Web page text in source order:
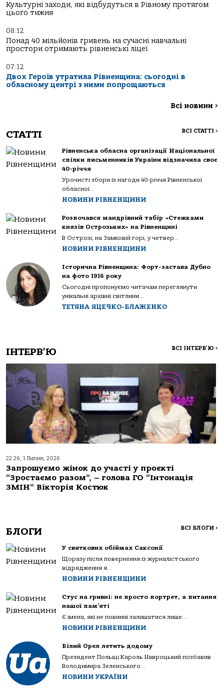
Культурні заходи, які відбудуться в Рівному протягом
цього тижня
08:12
Понад 40 мільйонів гривень на сучасні навчальні
простори отримають рівненські ліцеї
07:12
Двох Героїв утратила Рівненщина: сьогодні в
обласному центрі з ними попрощаються
Всі новини >
СТАТТІ ВСІ СТАТТІ >
Рівненська обласна організації Національної
спілки письменників України відзначила своє
40-річчя
Урочисті збори із нагоди 40-річчя Рівненської
обласної...
НОВИНИ РІВНЕНЩИНИ
Розпочався мандрівний табір «Стежками
князів Острозьких» на Рівненщині
В Острозі, на Замковій горі, у четвер...
НОВИНИ РІВНЕНЩИНИ
Історична Рівненщина: Форт-застава Дубно
на фото 1916 року
Сьогодні пропонуємо читачам переглянути
унікальні архівні світлини...
ТЕТЯНА ЯЦЕЧКО-БЛАЖЕНКО
ІНТЕРВ'Ю ВСІ ІНТЕРВ'Ю >
22:26, 1 Липня, 2026
Запрошуємо жінок до участі у проєкті
“Зростаємо разом”, – голова ГО “Інтонація
ЗМІН” Вікторія Костюк
БЛОГИ ВСІ БЛОГИ >
У святкових обіймах Саксонії
Щоразу після повернення із журналістського
відрядження я...
НОВИНИ РІВНЕНЩИНИ
Стус на гривні: не просто портрет, а питання
нашої пам’яті
Є імена, які не повинні залишатися лише...
НОВИНИ РІВНЕНЩИНИ
Білий Орел летить додому
Президент Польщі Кароль Навроцький позбавив
Володимира Зеленського...
НОВИНИ УКРАЇНИ